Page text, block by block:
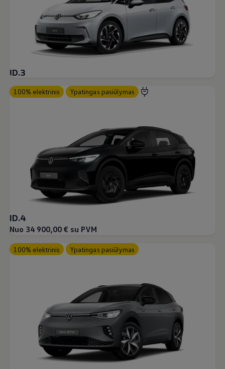
ID.3
100% elektrinis Ypatingas pasiūlymas
ID.4
Nuo 34 900,00 € su PVM
100% elektrinis Ypatingas pasiūlymas